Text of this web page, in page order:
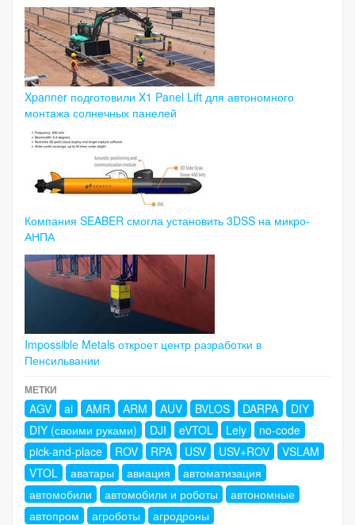
Xpanner подготовили X1 Panel Lift для автономного
монтажа солнечных панелей
Компания SEABER смогла установить 3DSS на микро-
АНПА
Impossible Metals откроет центр разработки в
Пенсильвании
МЕТКИ
AGV ai AMR ARM AUV BVLOS DARPA
DIY
DIY (своими руками)
DJI eVTOL Lely
no-code
pick-and-place
ROV RPA USV USV+ROV
VSLAM
VTOL
аватары авиация
автоматизация
автомобили
автомобили и роботы
автономные
автопром
агроботы
агродроны